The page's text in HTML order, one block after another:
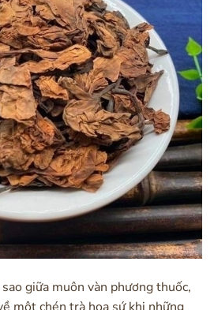
giữa muôn vàn phương thuốc,
một chén trà hoa sứ khi những